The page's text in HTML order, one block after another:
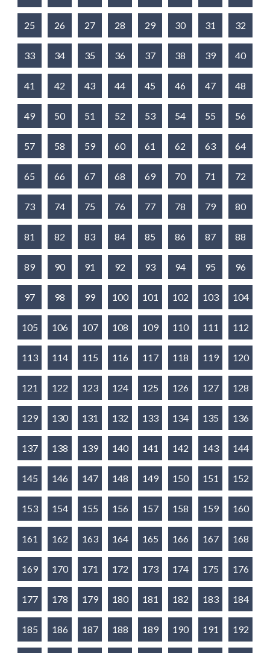
25 26 27 28 29 30 31 32
33 34 35 36 37 38 39 40
41 42 43 44 45 46 47 48
49 50 51 52 53 54 55 56
57 58 59 60 61 62 63 64
65 66 67 68 69 70 71 72
73 74 75 76 77 78 79 80
81 82 83 84 85 86 87 88
89 90 91 92 93 94 95 96
97 98 99 100 101 102 103 104
105 106 107 108 109 110 111 112
113 114 115 116 117 118 119 120
121 122 123 124 125 126 127 128
129 130 131 132 133 134 135 136
137 138 139 140 141 142 143 144
145 146 147 148 149 150 151 152
153 154 155 156 157 158 159 160
161 162 163 164 165 166 167 168
169 170 171 172 173 174 175 176
177 178 179 180 181 182 183 184
185 186 187 188 189 190 191 192